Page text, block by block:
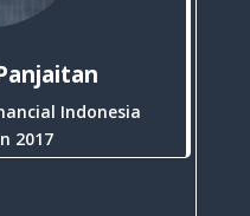
Indonesia
2017